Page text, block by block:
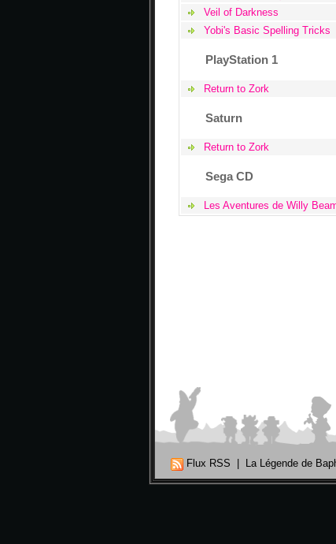
Veil of Darkness
Yobi's Basic Spelling Tricks
PlayStation 1
Return to Zork
Saturn
Return to Zork
Sega CD
Les Aventures de Willy
Flux RSS La Légende de